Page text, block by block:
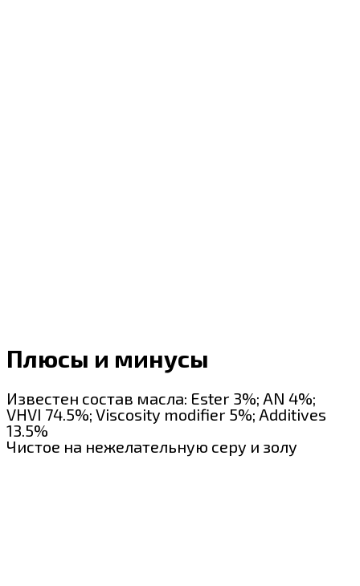
Плюсы и минусы
Известен состав масла: Ester 3%; AN 4%;
VHVI 74.5%; Viscosity modifier 5%; Additives
13.5%
Чистое на нежелательную серу и золу